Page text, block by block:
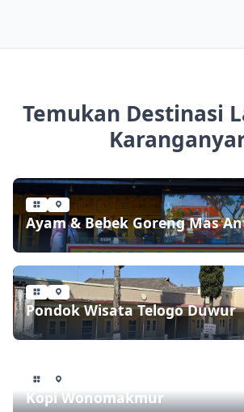
Temukan Destinasi
Ayam & Bebek Goreng Mas
Pondok Wisata Telogo Duwur
Kopi Wonomakmur